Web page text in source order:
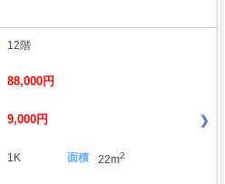
12階
88,000円
9,000円
1K 面積 22m2